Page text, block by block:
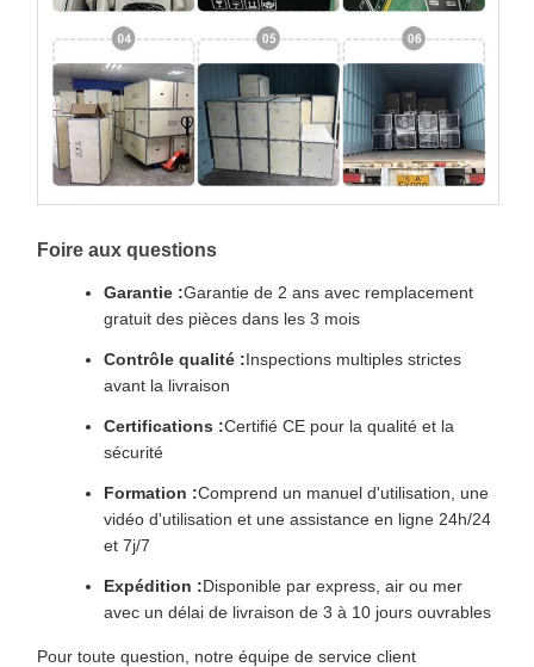
Foire aux questions
Garantie :Garantie de 2 ans avec remplacement
gratuit des pièces dans les 3 mois
Contrôle qualité :Inspections multiples strictes
avant la livraison
Certifications :Certifié CE pour la qualité et la
sécurité
Formation :Comprend un manuel d'utilisation, une
vidéo d'utilisation et une assistance en ligne 24h/24
et 7j/7
Expédition :Disponible par express, air ou mer
avec un délai de livraison de 3 à 10 jours ouvrables
Pour toute question, notre équipe de service client